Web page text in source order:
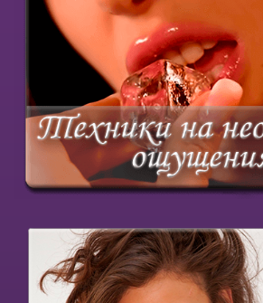
Узнай, как подарить ему
ощущения
Купить курс